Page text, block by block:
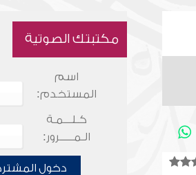
مكتبتك الصوتية
اسم
المستخدم:
كـلـــمـة
الـمـــــرور:
دخول